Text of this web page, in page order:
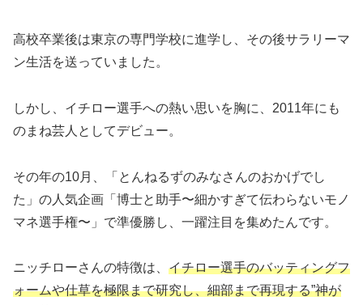
高校卒業後は東京の専門学校に進学し、その後サラリーマ
ン生活を送っていました。
しかし、イチロー選手への熱い思いを胸に、2011年にも
のまね芸人としてデビュー。
その年の10月、「とんねるずのみなさんのおかげでし
た」の人気企画「博士と助手〜細かすぎて伝わらないモノ
マネ選手権〜」で準優勝し、一躍注目を集めたんです。
ニッチローさんの特徴は、 イチロー選手のバッティングフ
ォームや仕草を極限まで研究し、細部まで再現する”神が